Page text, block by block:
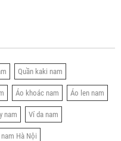
Quần kaki nam
Áo khoác nam Áo len nam
nam Ví da nam
Hà Nội